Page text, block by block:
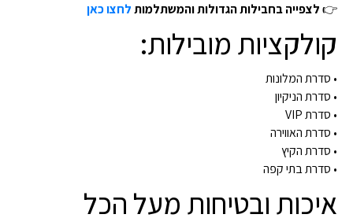
👉לצפייה בחבילות הגדולות והמשתלמותלחצו כאן
קולקציות מובילות:
• סדרת המלונות
• סדרת הניקיון
• סדרת VIP
• סדרת האווירה
• סדרת הקיץ
• סדרת בתי קפה
איכות ובטיחות מעל הכל